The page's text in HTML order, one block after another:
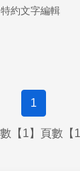
資訊與知識，
特約文字編輯
1
【1】頁數【